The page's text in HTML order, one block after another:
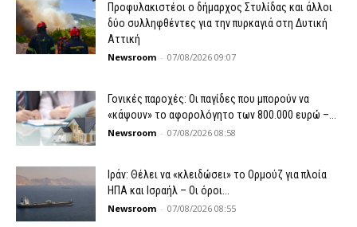
Προφυλακιστέοι ο δήμαρχος Στυλίδας και άλλοι
δύο συλληφθέντες για την πυρκαγιά στη Δυτική
Αττική
Newsroom - 07/08/2026 09:07
Γονικές παροχές: Οι παγίδες που μπορούν να
«κάψουν» το αφορολόγητο των 800.000 ευρώ –...
Newsroom - 07/08/2026 08:58
Ιράν: Θέλει να «κλειδώσει» το Ορμούζ για πλοία
ΗΠΑ και Ισραήλ – Οι όροι...
Newsroom - 07/08/2026 08:55